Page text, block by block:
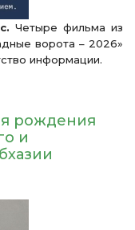
Четыре фильма из
ворота – 2026»
информации.
рождения
и